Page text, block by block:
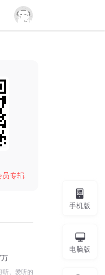
员专辑
听、爱听的
手机版
电脑版